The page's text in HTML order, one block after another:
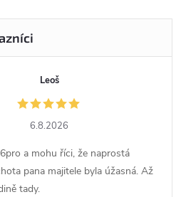
Leoš
6.8.2026
a mohu říci, že naprostá
pana majitele byla úžasná. Až
tady.